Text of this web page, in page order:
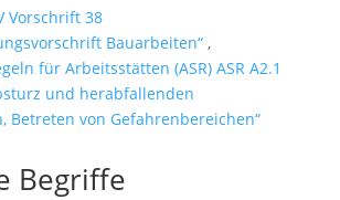
Vorschrift 38
Bauarbeiten“,
für Arbeitsstätten (ASR) ASR A2.1
und herabfallenden
Betreten von Gefahrenbereichen“
Begriffe